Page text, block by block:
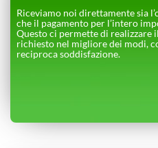
Riceviamo noi direttamente sia
che il pagamento per l’intero
Questo ci permette di realizzare
richiesto nel migliore dei modi,
reciproca soddisfazione.